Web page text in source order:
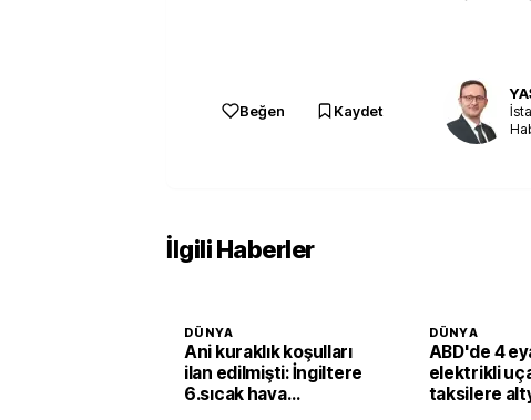
Beğen Kaydet
İlgili Haberler
DÜNYA
Ani kuraklık koşulları
ilan edilmişti: İngiltere
6.sıcak hava
DÜNYA
ABD'de 4
elektrikli
taksilere